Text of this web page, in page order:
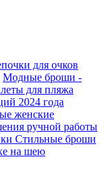
для очков
Модные броши -
для пляжа
2024 года
женские
ручной работы
Стильные броши
на шею